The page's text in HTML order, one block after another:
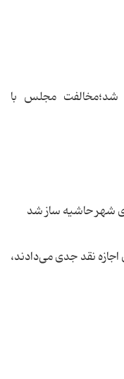
شد؛مخالفت مجلس با
شهر حاشیه ساز شد
نقد جدی می‌دادند،